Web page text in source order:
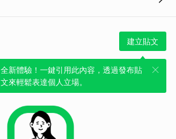
建立貼文
全新體驗！一鍵引用此內容，透過發布貼
文來輕鬆表達個人立場。